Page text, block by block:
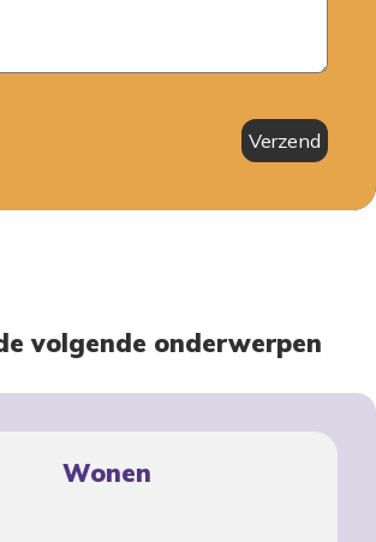
Verzend
volgende onderwerpen
Wonen